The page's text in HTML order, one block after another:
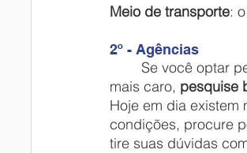
Meio de transporte:
2º - Agências
mais caro, pesquise
Hoje em dia existem
condições, procure
tire suas dúvidas